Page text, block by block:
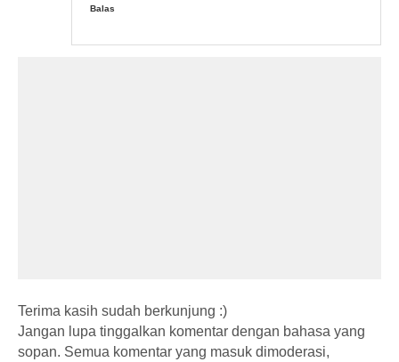
Balas
Terima kasih sudah berkunjung :)
Jangan lupa tinggalkan komentar dengan bahasa yang
sopan. Semua komentar yang masuk dimoderasi,